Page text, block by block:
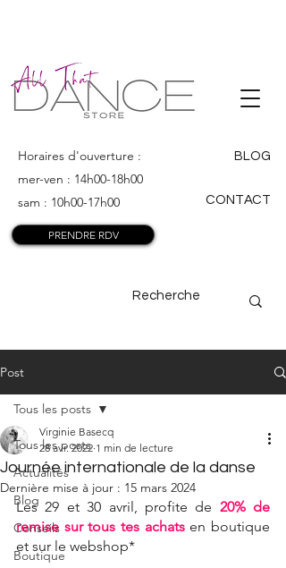
ALL THAT
DANCE
Horaires d'ouverture :
mer-ven : 14h00-18h00
sam : 10h00-17h00
BLOG
CONTACT
PRENDRE RDV
Post
Tous les posts
Actualités
Blog
Conseils
Boutique
Tous les posts
Journée internationale de la danse
Virginie Basecq
28 avr. 2022 1 min de lecture
Dernière mise à jour : 15 mars 2024
Les 29 et 30 avril, profite de 20% de
remise sur tous tes achats en boutique
et sur le webshop*